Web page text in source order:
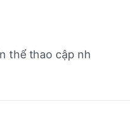
thể thao cập nh